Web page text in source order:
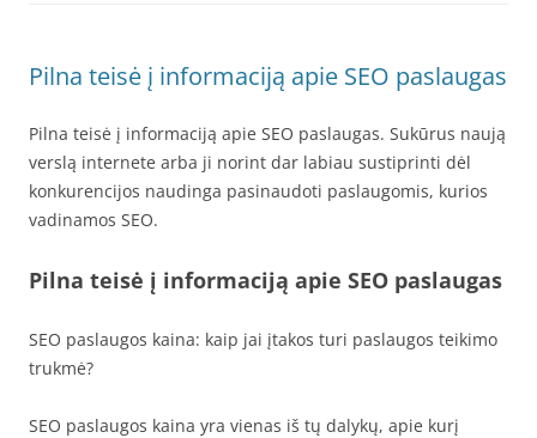
Pilna teisė į informaciją apie SEO paslaugas
Pilna teisė į informaciją apie SEO paslaugas. Sukūrus naują
verslą internete arba ji norint dar labiau sustiprinti dėl
konkurencijos naudinga pasinaudoti paslaugomis, kurios
vadinamos SEO.
Pilna teisė į informaciją apie SEO paslaugas
SEO paslaugos kaina: kaip jai įtakos turi paslaugos teikimo
trukmė?
SEO paslaugos kaina yra vienas iš tų dalykų, apie kurį